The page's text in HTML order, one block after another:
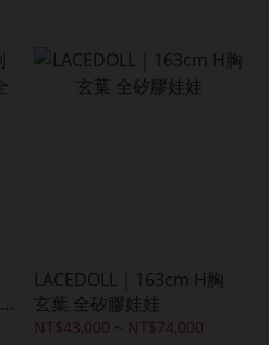
LACEDOLL｜163cm H胸
玄葉 全矽膠娃娃
NT$43,000 ~ NT$74,000